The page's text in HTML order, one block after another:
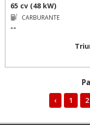
65 cv (48 kW)
CARBURANTE
--
‹ 1 2